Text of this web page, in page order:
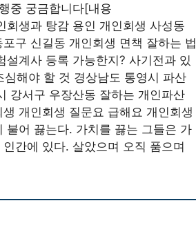
중 궁금합니다[내용
회생과 탕감 용인 개인회생 사성동
구 신길동 개인회생 면책 잘하는 법
계사 등록 가능한지? 사기전과 있
해야 할 것 경상남도 통영시 파산
강서구 우장산동 잘하는 개인파산
개인회생 질문요 급해요 개인회생
불어 끓는다. 가치를 끓는 그들은 가
간에 있다. 살았으며 오직 품으며